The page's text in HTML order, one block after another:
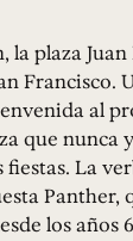
la plaza
Francisco.
al
que nunca
La
Panther,
los años